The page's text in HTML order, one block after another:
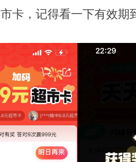
卡，记得看一下有效期